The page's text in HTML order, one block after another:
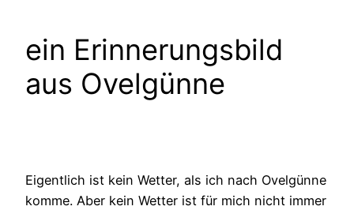
ein Erinnerungsbild
aus Ovelgünne
Eigentlich ist kein Wetter, als ich nach Ovelgünne
komme. Aber kein Wetter ist für mich nicht immer